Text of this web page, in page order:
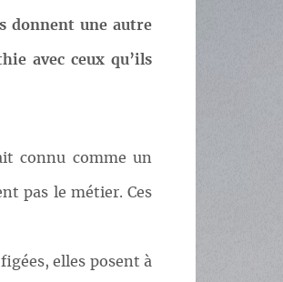
donnent une autre
avec ceux qu’ils
connu comme un
pas le métier. Ces
elles posent à